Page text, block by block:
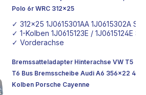
Polo 6r WRC 312x25
✓ 312x25 1J0615301AA 1J0615302A
✓ 1-Kolben 1J0615123E / 1J0615124E
✓ Vorderachse
Bremssatteladapter Hinterachse VW T5
T6 Bus Bremsscheibe Audi A6 356x22 4
Kolben Porsche Cayenne